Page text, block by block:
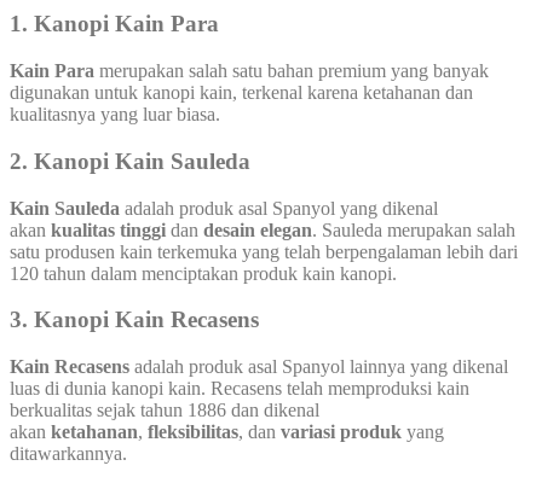
1. Kanopi Kain Para
Kain Para merupakan salah satu bahan premium yang banyak
digunakan untuk kanopi kain, terkenal karena ketahanan dan
kualitasnya yang luar biasa.
2. Kanopi Kain Sauleda
Kain Sauleda adalah produk asal Spanyol yang dikenal
akan kualitas tinggi dan desain elegan. Sauleda merupakan salah
satu produsen kain terkemuka yang telah berpengalaman lebih dari
120 tahun dalam menciptakan produk kain kanopi.
3. Kanopi Kain Recasens
Kain Recasens adalah produk asal Spanyol lainnya yang dikenal
luas di dunia kanopi kain. Recasens telah memproduksi kain
berkualitas sejak tahun 1886 dan dikenal
akan ketahanan, fleksibilitas, dan variasi produk yang
ditawarkannya.